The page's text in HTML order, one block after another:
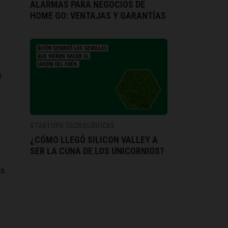
ALARMAS PARA NEGOCIOS DE
HOME GO: VENTAJAS Y GARANTÍAS
¿CÓMO LLEGÓ SILICON VALLEY A
SER LA CUNA DE LOS UNICORNIOS?